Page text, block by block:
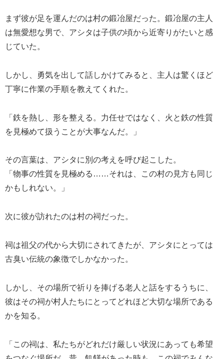
まず彼が足を運んだのは村の鍛冶屋だった。鍛冶屋の主人
は無愛想な男で、アシタは子供の頃から近寄りがたいと感
じていた。
しかし、勇気を出して話しかけてみると、主人は驚くほど
丁寧に作業の手順を教えてくれた。
「鉄を熱し、形を整える。力任せではなく、火と鉄の性質
を見極めて扱うことが大事なんだ。」
その言葉は、アシタに別の考えを呼び起こした。
「物事の性質を見極める……それは、この村の見方も同じ
かもしれない。」
次に彼が訪れたのは村の祠だった。
祠は祖父の代から大切にされてきたが、アシタにとっては
古臭い伝統の象徴でしかなかった。
しかし、その場所で祈りを捧げる老人と話をするうちに、
彼はその祠が村人たちにとってどれほど大切な場所である
かを知る。
「この祠は、私たちがどれだけ厳しい状況にあっても希望